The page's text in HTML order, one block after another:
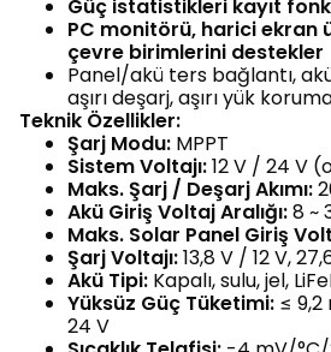
Güç istatistikleri kayıt
PC monitörü, harici ekran
çevre birimlerini destekler
Panel/akü ters bağlantı,
aşırı deşarj, aşırı yük
Teknik Özellikler:
Şarj Modu: MPPT
Sistem Voltajı:12 V / 24 V
Maks. Şarj / Deşarj Akımı:
Akü Giriş Voltaj Aralığı:8 ~
Maks. Solar Panel Giriş
Şarj Voltajı:13,8 V / 12 V,
Akü Tipi: Kapalı, sulu, jel,
Yüksüz Güç Tüketimi: ≤ 9,2
24 V